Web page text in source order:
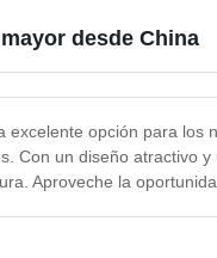
desde China
excelente opción para
Con un diseño atractivo
Aproveche la